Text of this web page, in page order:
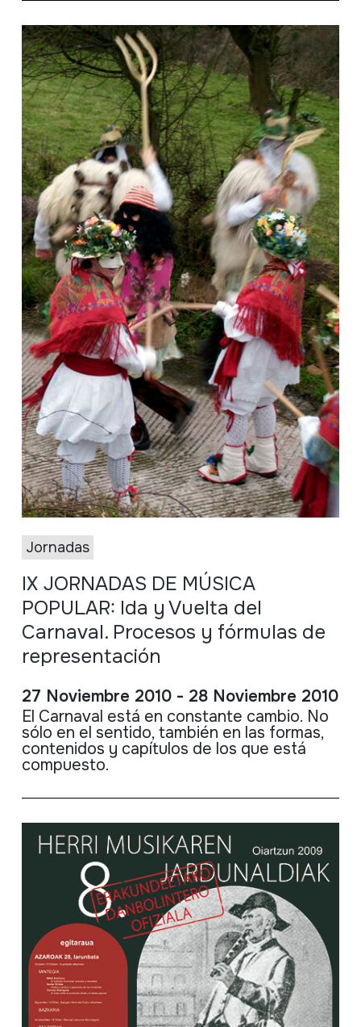
Jornadas
IX JORNADAS DE MÚSICA
POPULAR: Ida y Vuelta del
Carnaval. Procesos y fórmulas de
representación
27 Noviembre 2010 - 28 Noviembre 2010
El Carnaval está en constante cambio. No
sólo en el sentido, también en las formas,
contenidos y capítulos de los que está
compuesto.